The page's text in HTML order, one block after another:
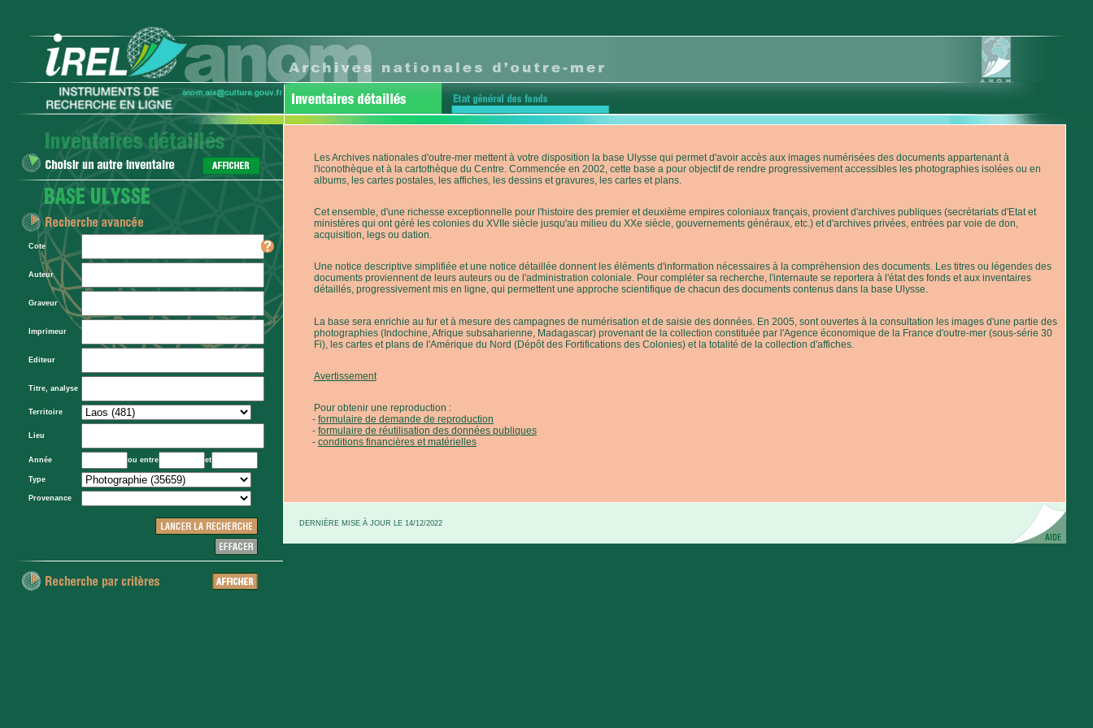
Cote
Auteur
Graveur
Imprimeur
Editeur
Titre, analyse
Territoire
Lieu
Année ou entre et
Type
Provenance
Les Archives nationales d'outre-mer mettent à votre disposition la base Ulysse qui permet d'avoir accès aux images numérisées des documents appartenant à
l'iconothèque et à la cartothèque du Centre. Commencée en 2002, cette base a pour objectif de rendre progressivement accessibles les photographies isolées ou en
albums, les cartes postales, les affiches, les dessins et gravures, les cartes et plans.
Cet ensemble, d'une richesse exceptionnelle pour l'histoire des premier et deuxième empires coloniaux français, provient d'archives publiques (secrétariats d'Etat et
ministères qui ont géré les colonies du XVIIe siècle jusqu'au milieu du XXe siècle, gouvernements généraux, etc.) et d'archives privées, entrées par voie de don,
acquisition, legs ou dation.
Une notice descriptive simplifiée et une notice détaillée donnent les éléments d'information nécessaires à la compréhension des documents. Les titres ou légendes des
documents proviennent de leurs auteurs ou de l'administration coloniale. Pour compléter sa recherche, l'internaute se reportera à l'état des fonds et aux inventaires
détaillés, progressivement mis en ligne, qui permettent une approche scientifique de chacun des documents contenus dans la base Ulysse.
La base sera enrichie au fur et à mesure des campagnes de numérisation et de saisie des données. En 2005, sont ouvertes à la consultation les images d'une partie des
photographies (Indochine, Afrique subsaharienne, Madagascar) provenant de la collection constituée par l'Agence économique de la France d'outre-mer (sous-série 30
Fi), les cartes et plans de l'Amérique du Nord (Dépôt des Fortifications des Colonies) et la totalité de la collection d'affiches.
Avertissement
Pour obtenir une reproduction :
formulaire de demande de reproduction
formulaire de réutilisation des données publiques
conditions financières et matérielles
DERNIÈRE MISE À JOUR LE 14/12/2022